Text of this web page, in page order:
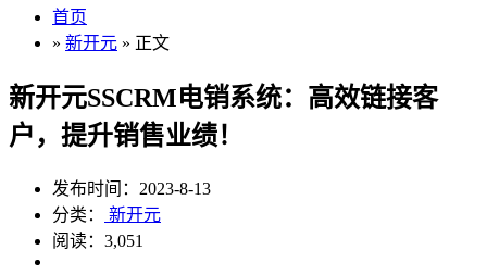
首页
» 新开元 » 正文
新开元SSCRM电销系统：高效链接客
户，提升销售业绩！
发布时间：2023-8-13
分类：
新开元
阅读：3,051